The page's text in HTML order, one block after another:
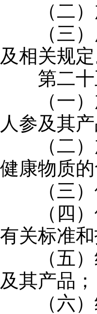
（二）
（三）用
及相关规定
第二十五
（一）加
人参及其产
（二）加
健康物质
（三）
（四）使
有关标准和
（五）经
及其产品；
（六）经